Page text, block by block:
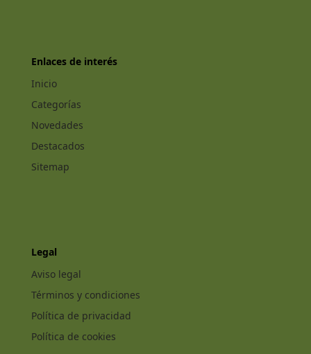
Enlaces de interés
Inicio
Categorías
Novedades
Destacados
Sitemap
Legal
Aviso legal
Términos y condiciones
Política de privacidad
Política de cookies